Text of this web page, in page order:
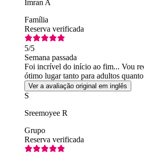
Imran A
Família
Reserva verificada
5/5
Semana passada
Foi incrível do início ao fim... Vou
ótimo lugar tanto para adultos
Ver a avaliação original em inglês
S
Sreemoyee R
Grupo
Reserva verificada